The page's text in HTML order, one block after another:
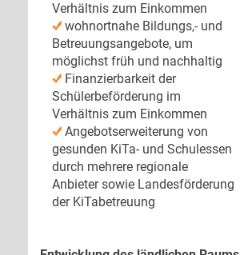
Verhältnis zum Einkommen
wohnortnahe Bildungs,- und
Betreuungsangebote, um
möglichst früh und nachhaltig
Finanzierbarkeit der
Schülerbeförderung im
Verhältnis zum Einkommen
Angebotserweiterung von
gesunden KiTa- und Schulessen
durch mehrere regionale
Anbieter sowie Landesförderung
der KiTabetreuung